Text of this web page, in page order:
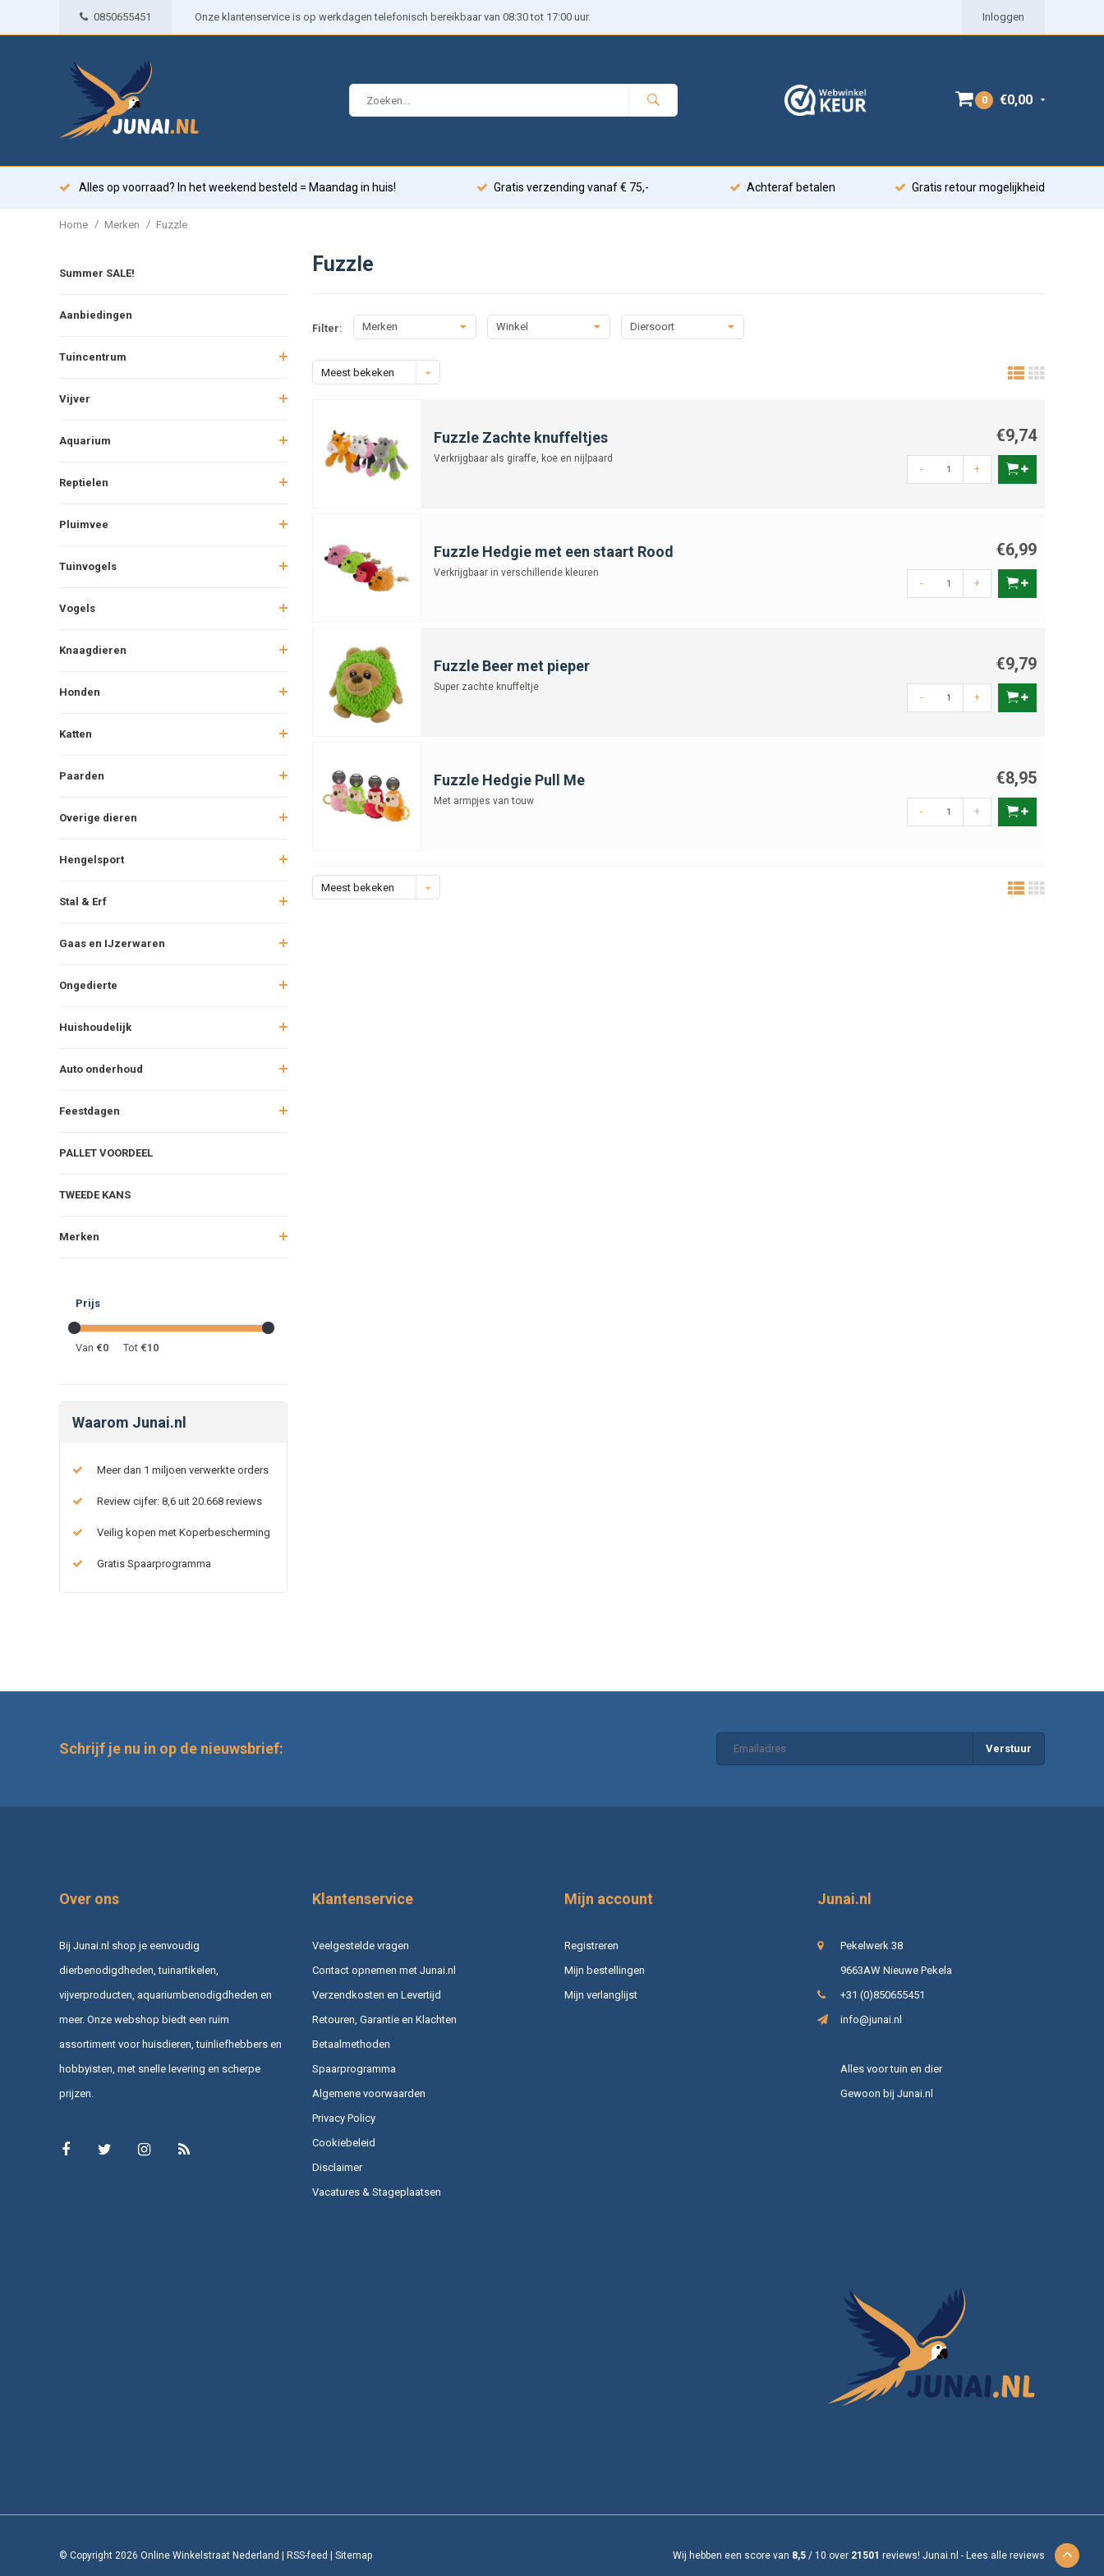
0850655451 Onze klantenservice is op werkdagen telefonisch bereikbaar van 08:30 tot 17:00 uur. Inloggen
0 €0,00
Alles op voorraad? In het weekend besteld = Maandag in huis! Gratis verzending vanaf € 75,- Achteraf betalen Gratis retour mogelijkheid
Home / Merken / Fuzzle
Summer SALE!
Aanbiedingen
Tuincentrum
Vijver
Aquarium
Reptielen
Pluimvee
Tuinvogels
Vogels
Knaagdieren
Honden
Katten
Paarden
Overige dieren
Hengelsport
Stal & Erf
Gaas en IJzerwaren
Ongedierte
Huishoudelijk
Auto onderhoud
Feestdagen
PALLET VOORDEEL
TWEEDE KANS
Merken
Prijs
Van €0 Tot €10
Waarom Junai.nl
Meer dan 1 miljoen verwerkte orders
Review cijfer: 8,6 uit 20.668 reviews
Veilig kopen met Koperbescherming
Gratis Spaarprogramma
Fuzzle
Filter: Merken Winkel Diersoort
Meest bekeken
Fuzzle Zachte knuffeltjes
Verkrijgbaar als giraffe, koe en nijlpaard
€9,74
- +
Fuzzle Hedgie met een staart Rood
Verkrijgbaar in verschillende kleuren
€6,99
- +
Fuzzle Beer met pieper
Super zachte knuffeltje
€9,79
- +
Fuzzle Hedgie Pull Me
Met armpjes van touw
€8,95
- +
Meest bekeken
Schrijf je nu in op de nieuwsbrief: Verstuur
Over ons
Bij Junai.nl shop je eenvoudig
dierbenodigdheden, tuinartikelen,
vijverproducten, aquariumbenodigdheden en
meer. Onze webshop biedt een ruim
assortiment voor huisdieren, tuinliefhebbers en
hobbyisten, met snelle levering en scherpe
prijzen.
Klantenservice
Veelgestelde vragen
Contact opnemen met Junai.nl
Verzendkosten en Levertijd
Retouren, Garantie en Klachten
Betaalmethoden
Spaarprogramma
Algemene voorwaarden
Privacy Policy
Cookiebeleid
Disclaimer
Vacatures & Stageplaatsen
Mijn account
Registreren
Mijn bestellingen
Mijn verlanglijst
Junai.nl
Pekelwerk 38
9663AW Nieuwe Pekela
+31 (0)850655451
info@junai.nl
Alles voor tuin en dier
Gewoon bij Junai.nl
© Copyright 2026 Online Winkelstraat Nederland | RSS-feed | Sitemap Wij hebben een score van 8,5 / 10 over 21501 reviews! Junai.nl - Lees alle reviews